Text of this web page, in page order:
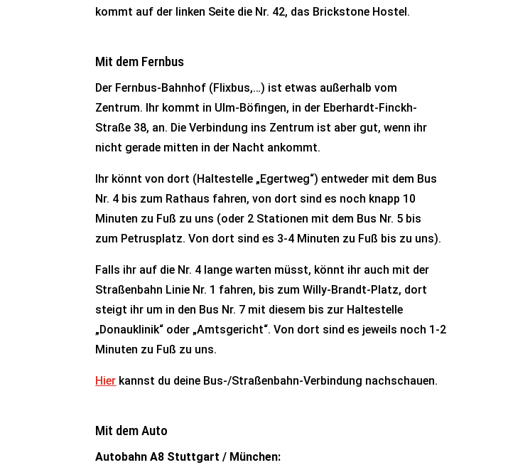
kommt auf der linken Seite die Nr. 42, das Brickstone Hostel.
Mit dem Fernbus
Der Fernbus-Bahnhof (Flixbus,…) ist etwas außerhalb vom
Zentrum. Ihr kommt in Ulm-Böfingen, in der Eberhardt-Finckh-
Straße 38, an. Die Verbindung ins Zentrum ist aber gut, wenn ihr
nicht gerade mitten in der Nacht ankommt.
Ihr könnt von dort (Haltestelle „Egertweg“) entweder mit dem Bus
Nr. 4 bis zum Rathaus fahren, von dort sind es noch knapp 10
Minuten zu Fuß zu uns (oder 2 Stationen mit dem Bus Nr. 5 bis
zum Petrusplatz. Von dort sind es 3-4 Minuten zu Fuß bis zu uns).
Falls ihr auf die Nr. 4 lange warten müsst, könnt ihr auch mit der
Straßenbahn Linie Nr. 1 fahren, bis zum Willy-Brandt-Platz, dort
steigt ihr um in den Bus Nr. 7 mit diesem bis zur Haltestelle
„Donauklinik“ oder „Amtsgericht“. Von dort sind es jeweils noch 1-2
Minuten zu Fuß zu uns.
Hier kannst du deine Bus-/Straßenbahn-Verbindung nachschauen.
Mit dem Auto
Autobahn A8 Stuttgart / München: